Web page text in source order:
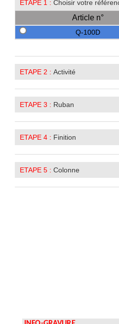
ETAPE 1 : Choisir votre
Article n°
Q-100D
ETAPE 2 : Activité
ETAPE 3 : Ruban
ETAPE 4 : Finition
ETAPE 5 : Colonne